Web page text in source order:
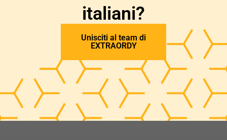
italiani?
Unisciti al team di
EXTRAORDY